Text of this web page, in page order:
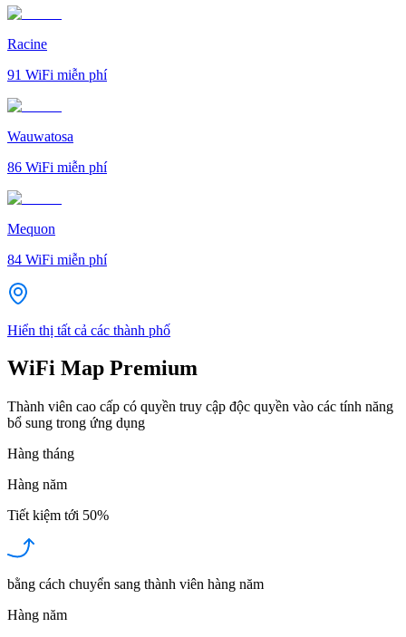
Racine
91 WiFi miễn phí
Wauwatosa
86 WiFi miễn phí
Mequon
84 WiFi miễn phí
Hiển thị tất cả các thành phố
WiFi Map Premium
Thành viên cao cấp có quyền truy cập độc quyền vào các tính năng
bổ sung trong ứng dụng
Hàng tháng
Hàng năm
Tiết kiệm tới 50%
bằng cách chuyển sang thành viên hàng năm
Hàng năm